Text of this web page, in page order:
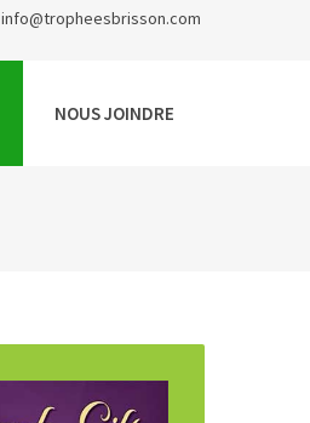
info@tropheesbrisson.com
NOUS JOINDRE